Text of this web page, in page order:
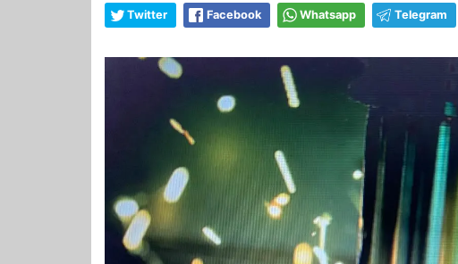
Twitter Facebook Whatsapp Telegram